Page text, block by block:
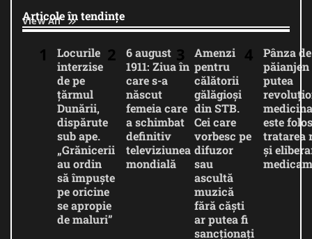
Articole în tendințe
View All
Locurile
interzise
de pe
țărmul
Dunării,
dispărute
sub ape.
„Grănicerii
au ordin
să împuște
pe oricine
se apropie
de maluri”
6 august
1911: Ziua în
care s-a
născut
femeia care
a schimbat
definitiv
televiziunea
mondială
Amenzi
pentru
călătorii
gălăgioși
din STB.
Cei care
vorbesc pe
difuzor
sau
ascultă
muzică
fără căști
ar putea fi
sancționați
Pânza de
păianjen
putea
este
tratarea
și